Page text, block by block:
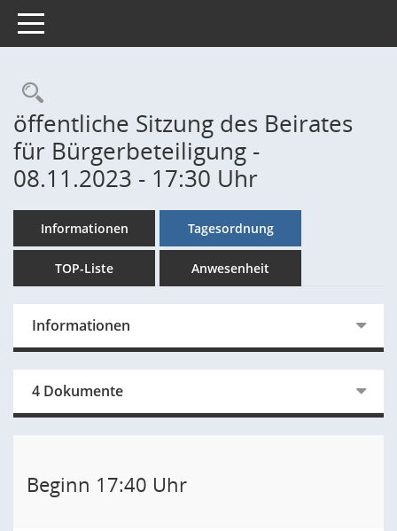
Toggle navigation
Rechercheauswahl
öffentliche Sitzung des Beirates
für Bürgerbeteiligung -
08.11.2023 - 17:30 Uhr
Informationen Tagesordnung
TOP-Liste Anwesenheit
Informationen
4 Dokumente
Beginn 17:40 Uhr